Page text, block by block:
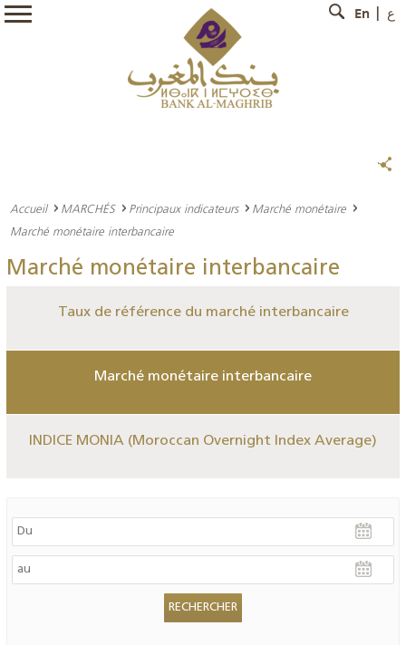
En ع
Accueil MARCHÉS Principaux indicateurs
Marché monétaire
Marché monétaire interbancaire
Marché monétaire interbancaire
Taux de référence du marché interbancaire
Marché monétaire interbancaire
INDICE MONIA (Moroccan Overnight Index Average)